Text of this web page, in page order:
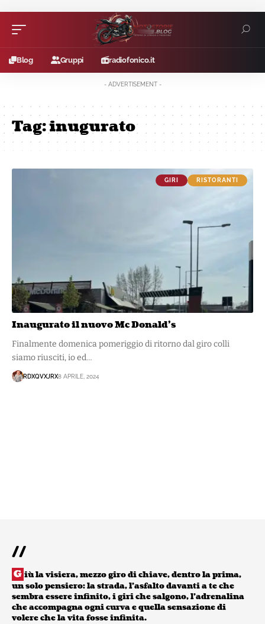
Blog Gruppi radiofonico.it
- ADVERTISEMENT -
Tag:inugurato
GIRI RISTORANTI
Inaugurato il nuovo Mc Donald’s
Finalmente domenica pomeriggio di ritorno dal giro colli
siamo riusciti, io ed…
RDXQVXJRX8 APRILE, 2024
//
G iù la visiera, mezzo giro di chiave, dentro la prima,
un solo pensiero: la strada, l’asfalto davanti a te che
sembra essere infinito, i giri che salgono, l’adrenalina
che accompagna ogni curva e quella sensazione di
volere che la vita fosse infinita.